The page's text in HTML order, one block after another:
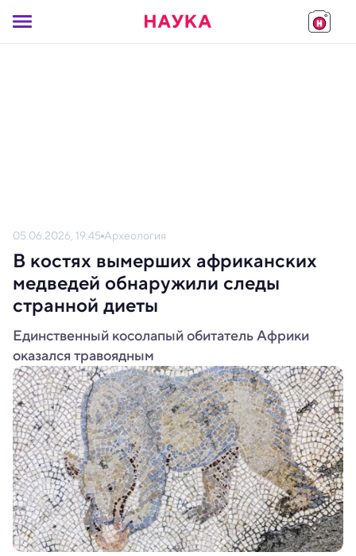
05.06.2026, 19:45 Археология
В костях вымерших африканских
медведей обнаружили следы
странной диеты
Единственный косолапый обитатель Африки
оказался травоядным